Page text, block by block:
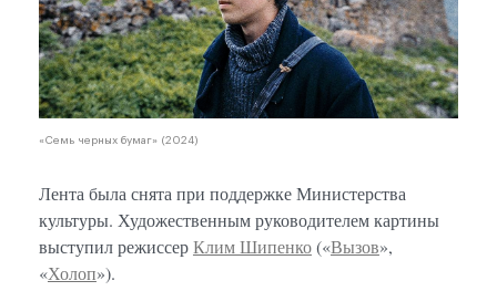
«Семь черных бумаг» (2024)
Лента была снята при поддержке Министерства
культуры. Художественным руководителем картины
выступил режиссерКлим Шипенко(«Вызов»,
«Холоп»).